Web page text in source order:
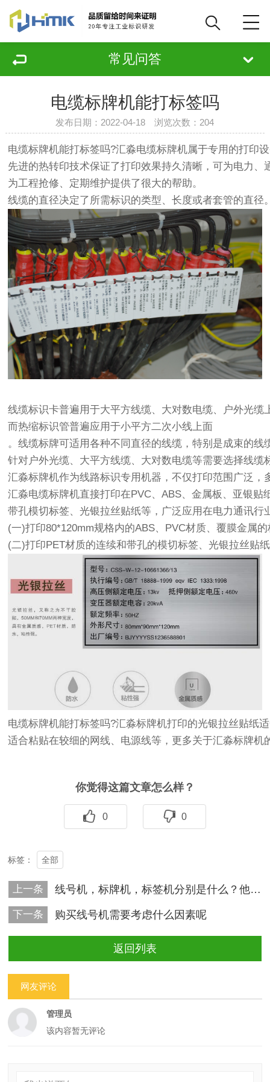
常见问答
电缆标牌机能打标签吗
发布日期：2022-04-18 浏览次数： 204
电缆标牌机能打标签吗?汇淼电缆标牌机属于专用的打印
先进的热转印技术保证了打印效果持久清晰，可为电力、
为工程抢修、定期维护提供了很大的帮助。
线缆的直径决定了所需标识的类型、长度或者套管的直径
线缆标识卡普遍用于大平方线缆、大对数电缆、户外光缆
而热缩标识管普遍应用于小平方二次小线上面
。线缆标牌可适用各种不同直径的线缆，特别是成束的线
针对户外光缆、大平方线缆、大对数电缆等需要选择线缆
汇淼标牌机作为线路标识专用机器，不仅打印范围广泛
汇淼电缆标牌机直接打印在PVC、ABS、金属板、亚银
带孔模切标签、光银拉丝贴纸等，广泛应用在电力通讯行
(一)打印80*120mm规格内的ABS、PVC材质、覆膜金属
(二)打印PET材质的连续和带孔的模切标签、光银拉丝贴
电缆标牌机能打标签吗?汇淼标牌机打印的光银拉丝贴纸
适合粘贴在较细的网线、电源线等，更多关于汇淼标牌
你觉得这篇文章怎么样？
0 0
标签： 全部
上一条 线号机，标牌机，标签机分别是什么？他们的相同点和不同点分别是什么？
下一条 购买线号机需要考虑什么因素呢
返回列表
网友评论
管理员
该内容暂无评论